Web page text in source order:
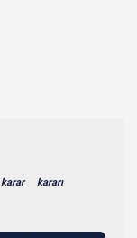
karar kararı